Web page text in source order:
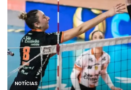
NOTÍCIAS